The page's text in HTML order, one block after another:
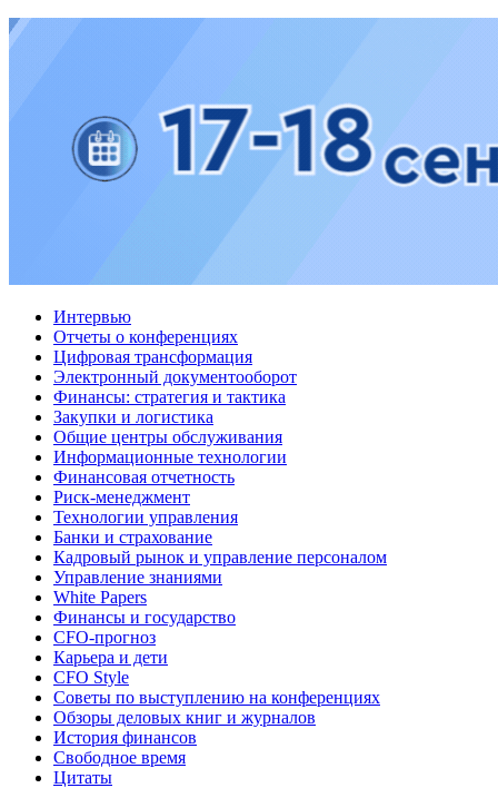
Интервью
Отчеты о конференциях
Цифровая трансформация
Электронный документооборот
Финансы: стратегия и тактика
Закупки и логистика
Общие центры обслуживания
Информационные технологии
Финансовая отчетность
Риск-менеджмент
Технологии управления
Банки и страхование
Кадровый рынок и управление персоналом
Управление знаниями
White Papers
Финансы и государство
CFO-прогноз
Карьера и дети
CFO Style
Советы по выступлению на конференциях
Обзоры деловых книг и журналов
История финансов
Свободное время
Цитаты